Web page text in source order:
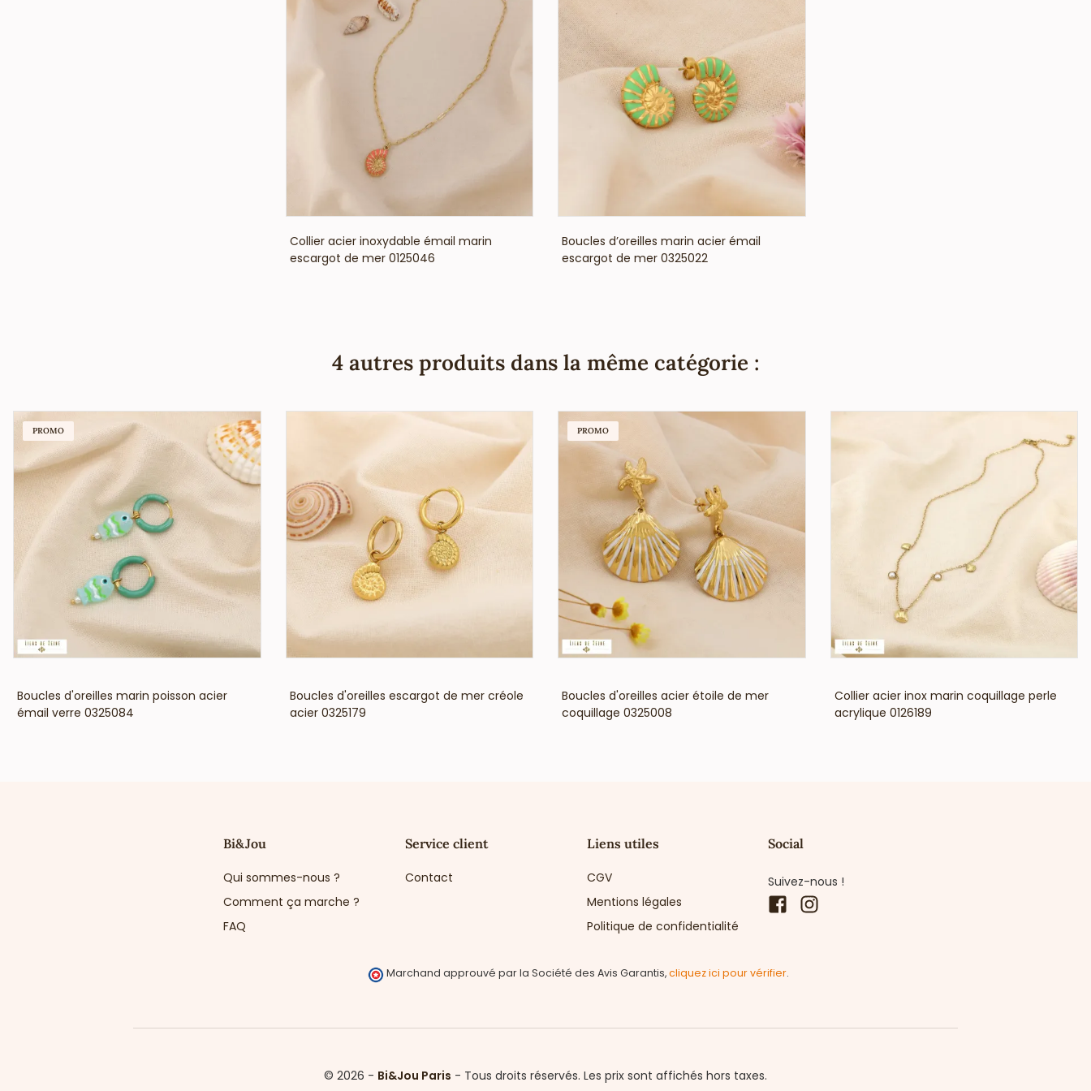
VOIR LE PRIX
Collier acier inoxydable émail marin
escargot de mer 0125046
VOIR LE PRIX
Boucles d’oreilles marin acier émail
escargot de mer 0325022
4 autres produits dans la même catégorie :
Boucles d'oreilles marin poisson acier
émail verre 0325084
PROMO
Boucles d'oreilles escargot de mer créole
acier 0325179
Boucles d'oreilles acier étoile de mer
coquillage 0325008
PROMO
Collier acier inox marin coquillage perle
acrylique 0126189
Bi&Jou
Qui sommes-nous ?
Comment ça marche ?
FAQ
Service client
Contact
Liens utiles
CGV
Mentions légales
Politique de confidentialité
Social
Suivez-nous !
Facebook
Marchand approuvé par la Société des Avis Garantis,cliquez ici pour vérifier.
© 2026 - Bi&Jou Paris - Tous droits réservés. Les prix sont affichés hors taxes.